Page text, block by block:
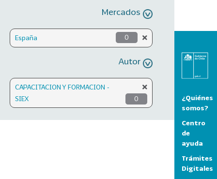
Mercados
España 0
Autor
CAPACITACION Y FORMACION -
SIEX
0
¿Quiénes
somos?
Centro
de
ayuda
Trámites
Digitales